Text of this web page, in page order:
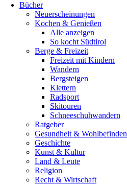
Bücher
Neuerscheinungen
Kochen & Genießen
Alle anzeigen
So kocht Südtirol
Berge & Freizeit
Freizeit mit Kindern
Wandern
Bergsteigen
Klettern
Radsport
Skitouren
Schneeschuhwandern
Ratgeber
Gesundheit & Wohlbefinden
Geschichte
Kunst & Kultur
Land & Leute
Religion
Recht & Wirtschaft